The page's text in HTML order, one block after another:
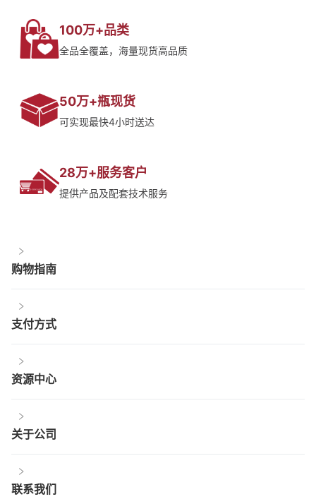
100万+品类
全品全覆盖，海量现货高品质
50万+瓶现货
可实现最快4小时送达
28万+服务客户
提供产品及配套技术服务
购物指南
支付方式
资源中心
关于公司
联系我们